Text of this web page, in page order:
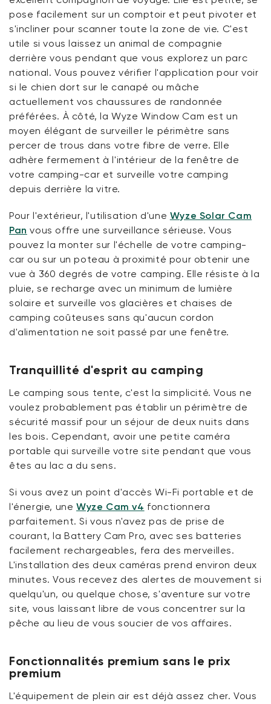
pose facilement sur un comptoir et peut pivoter et
s'incliner pour scanner toute la zone de vie. C'est
utile si vous laissez un animal de compagnie
derrière vous pendant que vous explorez un parc
national. Vous pouvez vérifier l'application pour voir
si le chien dort sur le canapé ou mâche
actuellement vos chaussures de randonnée
préférées. À côté, la Wyze Window Cam est un
moyen élégant de surveiller le périmètre sans
percer de trous dans votre fibre de verre. Elle
adhère fermement à l'intérieur de la fenêtre de
votre camping-car et surveille votre camping
depuis derrière la vitre.
Pour l'extérieur, l'utilisation d'une Wyze Solar Cam
Pan vous offre une surveillance sérieuse. Vous
pouvez la monter sur l'échelle de votre camping-
car ou sur un poteau à proximité pour obtenir une
vue à 360 degrés de votre camping. Elle résiste à la
pluie, se recharge avec un minimum de lumière
solaire et surveille vos glacières et chaises de
camping coûteuses sans qu'aucun cordon
d'alimentation ne soit passé par une fenêtre.
Tranquillité d'esprit au camping
Le camping sous tente, c'est la simplicité. Vous ne
voulez probablement pas établir un périmètre de
sécurité massif pour un séjour de deux nuits dans
les bois. Cependant, avoir une petite caméra
portable qui surveille votre site pendant que vous
êtes au lac a du sens.
Si vous avez un point d'accès Wi-Fi portable et de
l'énergie, une Wyze Cam v4 fonctionnera
parfaitement. Si vous n'avez pas de prise de
courant, la Battery Cam Pro, avec ses batteries
facilement rechargeables, fera des merveilles.
L'installation des deux caméras prend environ deux
minutes. Vous recevez des alertes de mouvement si
quelqu'un, ou quelque chose, s'aventure sur votre
site, vous laissant libre de vous concentrer sur la
pêche au lieu de vous soucier de vos affaires.
Fonctionnalités premium sans le prix
premium
L'équipement de plein air est déjà assez cher. Vous